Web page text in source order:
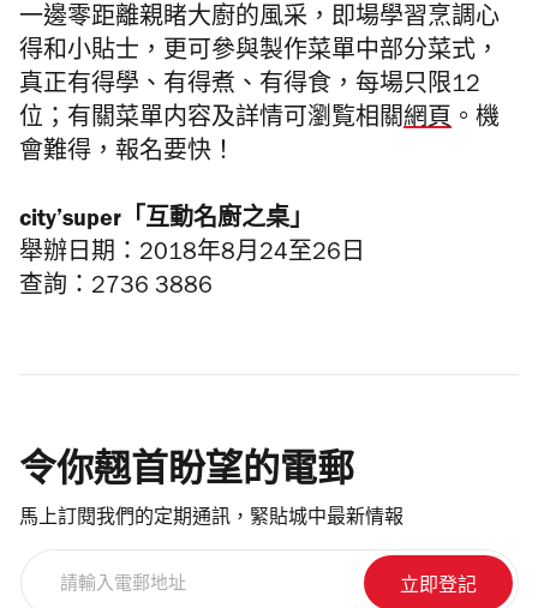
一邊零距離親睹大廚的風采，即場學習烹調心
得和小貼士，更可參與製作菜單中部分菜式，
真正有得學、有得煮、有得食，每場只限12
位；有關菜單内容及詳情可瀏覧相關網頁 。機
會難得，報名要快！
city’super 「 互動名廚之桌」
舉辦日期：2018年8月24至26日
查詢：2736 3886
令你翹首盼望的電郵
馬上訂閱我們的定期通訊，緊貼城中最新情報